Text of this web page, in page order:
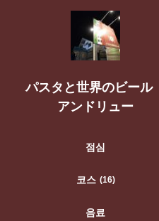
パスタと世界のビール
アンドリュー
점심
코스 (16)
음료